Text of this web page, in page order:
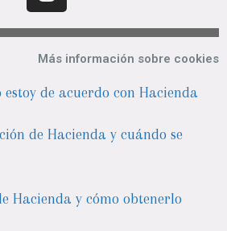
Más información sobre cookies
estoy de acuerdo con Hacienda
de Hacienda y cuándo se
Hacienda y cómo obtenerlo